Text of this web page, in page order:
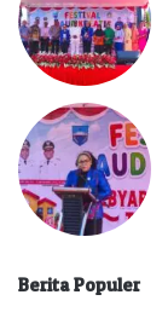
Berita Populer